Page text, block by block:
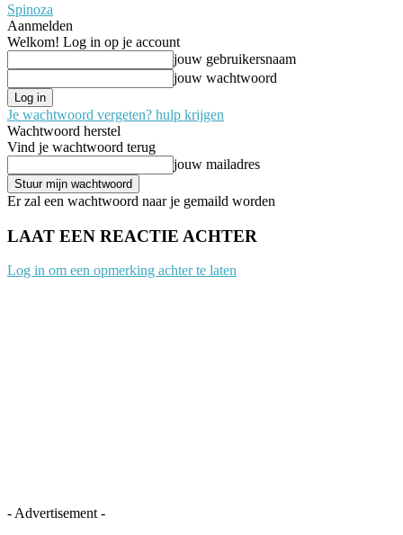
Spinoza
Aanmelden
Welkom! Log in op je account
jouw gebruikersnaam
jouw wachtwoord
Je wachtwoord vergeten? hulp krijgen
Wachtwoord herstel
Vind je wachtwoord terug
jouw mailadres
Er zal een wachtwoord naar je gemaild worden
LAAT EEN REACTIE ACHTER
Log in om een opmerking achter te laten
- Advertisement -